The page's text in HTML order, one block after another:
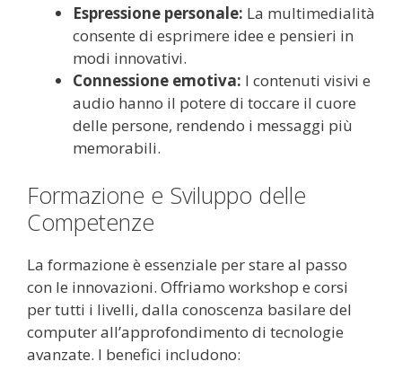
Espressione personale: La multimedialità
consente di esprimere idee e pensieri in
modi innovativi.
Connessione emotiva: I contenuti visivi e
audio hanno il potere di toccare il cuore
delle persone, rendendo i messaggi più
memorabili.
Formazione e Sviluppo delle
Competenze
La formazione è essenziale per stare al passo
con le innovazioni. Offriamo workshop e corsi
per tutti i livelli, dalla conoscenza basilare del
computer all’approfondimento di tecnologie
avanzate. I benefici includono: